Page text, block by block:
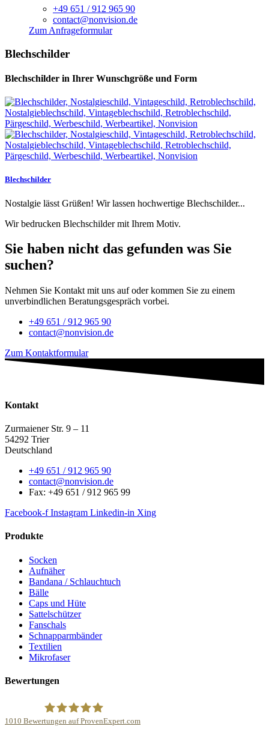
+49 651 / 912 965 90
contact@nonvision.de
Zum Anfrageformular
Blechschilder
Blechschilder in Ihrer Wunschgröße und Form
Blechschilder
Nostalgie lässt Grüßen! Wir lassen hochwertige Blechschilder...
Wir bedrucken Blechschilder mit Ihrem Motiv.
Sie haben nicht das gefunden was Sie
suchen?
Nehmen Sie Kontakt mit uns auf oder kommen Sie zu einem
unverbindlichen Beratungsgespräch vorbei.
+49 651 / 912 965 90
contact@nonvision.de
Zum Kontaktformular
Kontakt
Zurmaiener Str. 9 – 11
54292 Trier
Deutschland
+49 651 / 912 965 90
contact@nonvision.de
Fax: +49 651 / 912 965 99
Facebook-f Instagram Linkedin-in Xing
Produkte
Socken
Aufnäher
Bandana / Schlauchtuch
Bälle
Caps und Hüte
Sattelschützer
Fanschals
Schnapparmbänder
Textilien
Mikrofaser
Bewertungen
1010 Bewertungen auf ProvenExpert.com